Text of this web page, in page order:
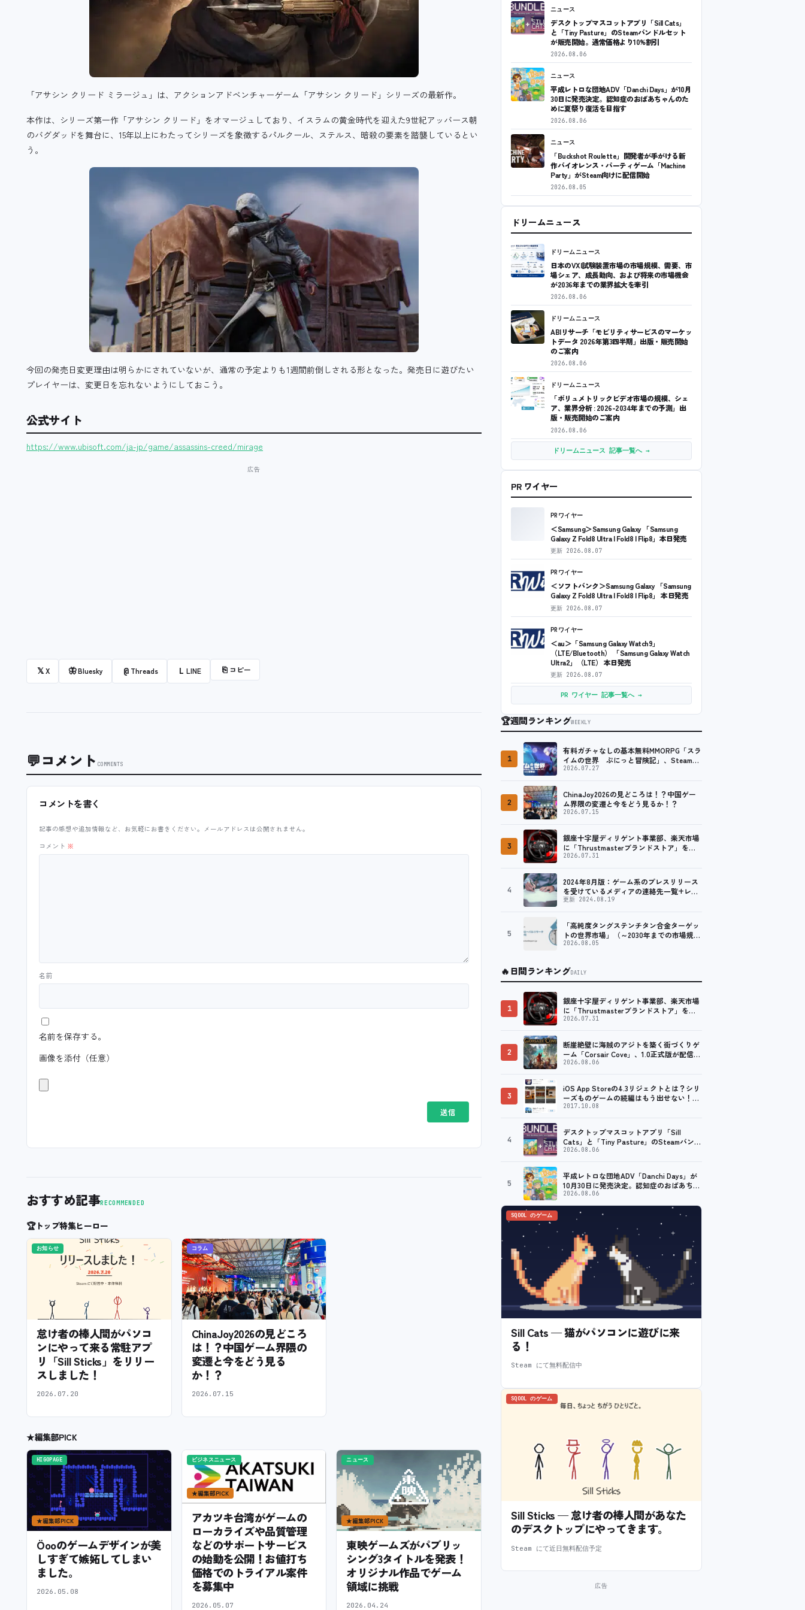
「アサシン クリード ミラージュ」は、アクションアドベンチャーゲーム「アサシン クリード」シリーズの最新作。
本作は、シリーズ第一作「アサシン クリード」をオマージュしており、イスラムの黄金時代を迎えた9世紀アッバース朝
のバグダッドを舞台に、15年以上にわたってシリーズを象徴するパルクール、ステルス、暗殺の要素を踏襲しているとい
う。
今回の発売日変更理由は明らかにされていないが、通常の予定よりも1週間前倒しされる形となった。発売日に遊びたい
プレイヤーは、変更日を忘れないようにしておこう。
公式サイト
https://www.ubisoft.com/ja-jp/game/assassins-creed/mirage
𝕏X 🦋Bluesky @ Threads L LINE ⎘ コピー
💬コメント COMMENTS
コメントを書く
記事の感想や追加情報など、お気軽にお書きください。メールアドレスは公開されません。
コメント ※
名前
名前を保存する。
画像を添付（任意）
おすすめ記事RECOMMENDED
🏆トップ特集ヒーロー
お知らせ
怠け者の棒人間がパソコ
ンにやって来る常駐アプ
リ「Sill Sticks」をリリー
スしました！
2026.07.20
コラム
ChinaJoy2026の見どころ
は！？中国ゲーム界隈の
変遷と今をどう見る
か！？
2026.07.15
★編集部PICK
HIGOPAGE
★編集部PICK
Öooのゲームデザインが美
しすぎて嫉妬してしまい
ました。
2026.05.08
ビジネスニュース
★編集部PICK
アカツキ台湾がゲームの
ローカライズや品質管理
などのサポートサービス
の始動を公開！お値打ち
価格でのトライアル案件
を募集中
2026.05.07
ニュース
★編集部PICK
東映ゲームズがパブリッ
シング3タイトルを発表！
オリジナル作品でゲーム
領域に挑戦
2026.04.24
ニュース
デスクトップマスコットアプリ「Sill Cats」
と「Tiny Pasture」のSteamバンドルセット
が販売開始。通常価格より10%割引
2026.08.06
ニュース
平成レトロな団地ADV「Danchi Days」が10月
30日に発売決定。認知症のおばあちゃんのた
めに夏祭り復活を目指す
2026.08.06
ニュース
「Buckshot Roulette」開発者が手がける新
作バイオレンス・パーティゲーム「Machine
Party」がSteam向けに配信開始
2026.08.05
ドリームニュース
ドリームニュース
日本のVXI試験装置市場の市場規模、需要、市
場シェア、成長動向、および将来の市場機会
が2036年までの業界拡大を牽引
2026.08.06
ドリームニュース
ABIリサーチ「モビリティサービスのマーケッ
トデータ 2026年第3四半期」出版・販売開始
のご案内
2026.08.06
ドリームニュース
「ボリュメトリックビデオ市場の規模、シェ
ア、業界分析 : 2026-2034年までの予測」出
版・販売開始のご案内
2026.08.06
ドリームニュース 記事一覧へ →
PR ワイヤー
PRワイヤー
＜Samsung＞Samsung Galaxy 「Samsung
Galaxy Z Fold8 Ultra | Fold8 | Flip8」本日発売
更新 2026.08.07
PRワイヤー
＜ソフトバンク＞Samsung Galaxy 「Samsung
Galaxy Z Fold8 Ultra | Fold8 | Flip8」 本日発売
更新 2026.08.07
PRワイヤー
＜au＞「Samsung Galaxy Watch9」
（LTE/Bluetooth） 「Samsung Galaxy Watch
Ultra2」（LTE） 本日発売
更新 2026.08.07
PR ワイヤー 記事一覧へ →
🏆週間ランキングWEEKLY
1
有料ガチャなしの基本無料MMORPG「スラ
イムの世界 ぷにっと冒険記」、Steam向
けの無料体験版が8月末に配信決定
2026.07.27
2
ChinaJoy2026の見どころは！？中国ゲー
ム界隈の変遷と今をどう見るか！？
2026.07.15
3
銀座十字屋ディリゲント事業部、楽天市場
に「Thrustmasterブランドストア」をオ
ープン。記念キャンペーンでポイントアッ
2026.07.31
4
2024年8月版：ゲーム系のプレスリリース
を受けているメディアの連絡先一覧+レビ
ュー依頼先一覧
更新 2024.08.19
5
「高純度タングステンチタン合金ターゲッ
トの世界市場」（～2030年までの市場規模
予測）資料を発行、年平均6.5%で成長する
2026.08.05
🔥日間ランキングDAILY
1
銀座十字屋ディリゲント事業部、楽天市場
に「Thrustmasterブランドストア」をオ
ープン。記念キャンペーンでポイントアッ
ローラーを中心に、幅広くラインナップ
2026.07.31
2
断崖絶壁に海賊のアジトを築く街づくりゲ
ーム「Corsair Cove」、1.0正式版が配信開
始！
2026.08.06
3
iOS App Storeの4.3リジェクトとは？シリ
ーズものゲームの続編はもう出せない！？
脱出ゲームで相次ぐリジェクト
2017.10.08
4
デスクトップマスコットアプリ「Sill
Cats」と「Tiny Pasture」のSteamバンド
ルセットが販売開始。通常価格より10%割
2026.08.06
5
平成レトロな団地ADV「Danchi Days」が
10月30日に発売決定。認知症のおばあちゃ
んのために夏祭り復活を目指す
2026.08.06
SQOOL のゲーム
Sill Cats — 猫がパソコンに遊びに来
る！
Steam にて無料配信中
SQOOL のゲーム
Sill Sticks — 怠け者の棒人間があなた
のデスクトップにやってきます。
Steam にて近日無料配信予定